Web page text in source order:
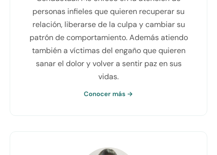
personas infieles que quieren recuperar su
relación, liberarse de la culpa y cambiar su
patrón de comportamiento. Además atiendo
también a víctimas del engaño que quieren
sanar el dolor y volver a sentir paz en sus
vidas.
Conocer más →